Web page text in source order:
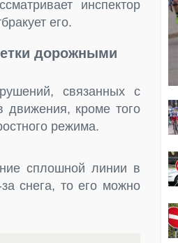
инспектор
его.
дорожными
связанных с
движения, кроме того
режима.
сплошной линии в
снега, то его можно